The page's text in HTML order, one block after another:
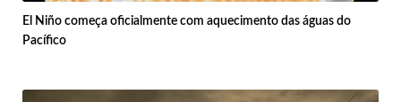
El Niño começa oficialmente com aquecimento das águas do
Pacífico